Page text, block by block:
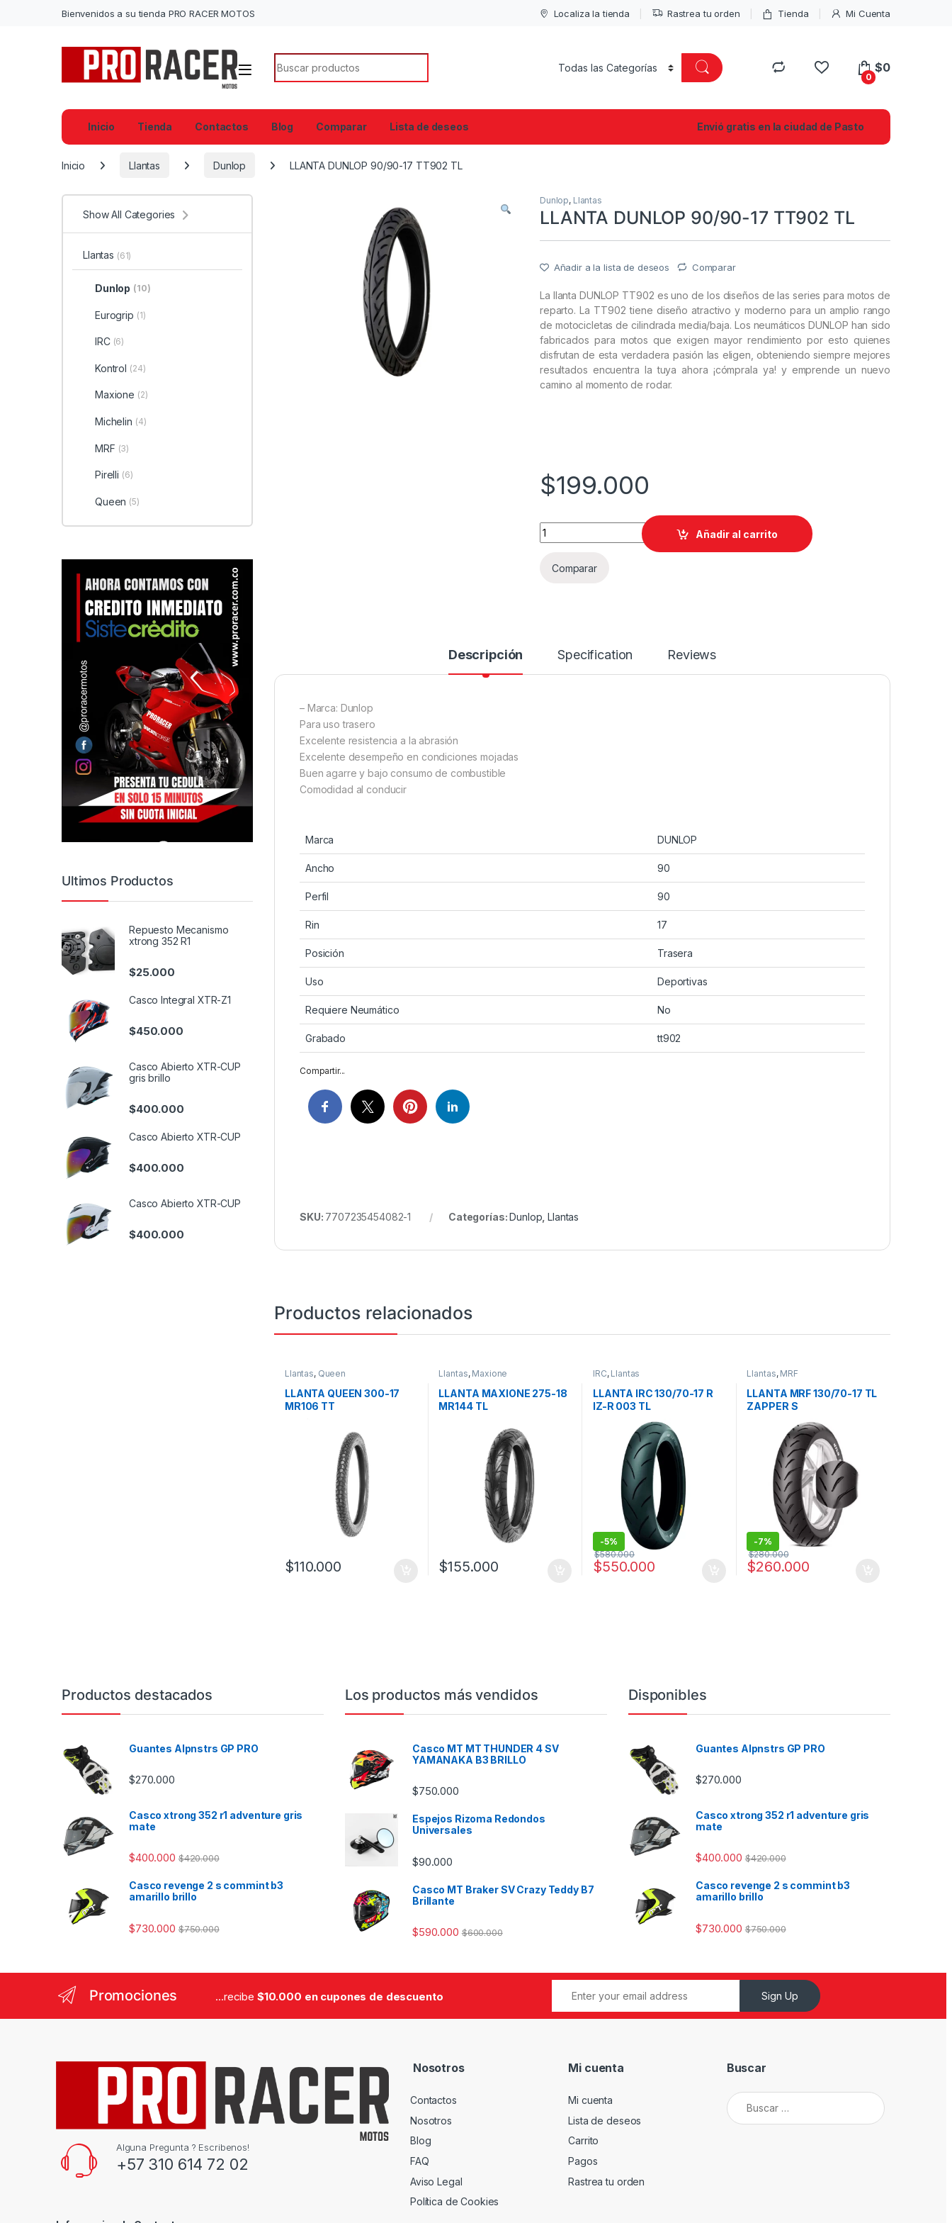
Bienvenidos a su tienda PRO RACER MOTOS Localiza la tienda Rastrea tu orden Tienda Mi Cuenta
Search for:
0
$0
Inicio Tienda Contactos Blog Comparar Lista de deseos Envió gratis en la ciudad de Pasto
Inicio Llantas Dunlop LLANTA DUNLOP 90/90-17 TT902 TL
Dunlop, Llantas
LLANTA DUNLOP 90/90-17 TT902 TL
Añadir a la lista de deseos Comparar
La llanta DUNLOP TT902 es uno de los diseños de las series para motos de
reparto. La TT902 tiene diseño atractivo y moderno para un amplio rango
de motocicletas de cilindrada media/baja. Los neumáticos DUNLOP han sido
fabricados para motos que exigen mayor rendimiento por esto quienes
disfrutan de esta verdadera pasión las eligen, obteniendo siempre mejores
resultados encuentra la tuya ahora ¡cómprala ya! y emprende un nuevo
camino al momento de rodar.
$199.000
LLANTA DUNLOP 90/90-17 TT902 TL quantity
Añadir al carrito
Comparar
Descripción Specification Reviews
– Marca: Dunlop
Para uso trasero
Excelente resistencia a la abrasión
Excelente desempeño en condiciones mojadas
Buen agarre y bajo consumo de combustible
Comodidad al conducir
Marca DUNLOP
Ancho 90
Perfil 90
Rin 17
Posición Trasera
Uso Deportivas
Requiere Neumático No
Grabado tt902
Compartir...
SKU: 7707235454082-1 Categorías:Dunlop ,Llantas
Productos relacionados
Llantas, Queen
LLANTA QUEEN 300-17
MR106 TT
$110.000
Llantas, Maxione
LLANTA MAXIONE 275-18
MR144 TL
$155.000
IRC, Llantas
LLANTA IRC 130/70-17 R
IZ-R 003 TL
-5%
$550.000
$580.000
Llantas, MRF
LLANTA MRF 130/70-17 TL
ZAPPER S
-7%
$260.000
$280.000
Show All Categories
Llantas (61)
Dunlop (10)
Eurogrip (1)
IRC (6)
Kontrol (24)
Maxione (2)
Michelin (4)
MRF (3)
Pirelli (6)
Queen (5)
Ultimos Productos
Repuesto Mecanismo
xtrong 352 R1
$25.000
Casco Integral XTR-Z1
$450.000
Casco Abierto XTR-CUP
gris brillo
$400.000
Casco Abierto XTR-CUP
$400.000
Casco Abierto XTR-CUP
$400.000
Productos destacados
Guantes Alpnstrs GP PRO
$270.000
Casco xtrong 352 r1 adventure gris
mate
$400.000 $420.000
Casco revenge 2 s commint b3
amarillo brillo
$730.000 $750.000
Los productos más vendidos
Casco MT MT THUNDER 4 SV
YAMANAKA B3 BRILLO
$750.000
Espejos Rizoma Redondos
Universales
$90.000
Casco MT Braker SV Crazy Teddy B7
Brillante
$590.000 $600.000
Disponibles
Guantes Alpnstrs GP PRO
$270.000
Casco xtrong 352 r1 adventure gris
mate
$400.000 $420.000
Casco revenge 2 s commint b3
amarillo brillo
$730.000 $750.000
Promociones ...recibe $10.000 en cupones de descuento Sign Up
Alguna Pregunta ? Escribenos!
+57 310 614 72 02
Nosotros
Contactos
Nosotros
Blog
FAQ
Aviso Legal
Política de Cookies
Mi cuenta
Mi cuenta
Lista de deseos
Carrito
Pagos
Rastrea tu orden
Buscar
Buscar: